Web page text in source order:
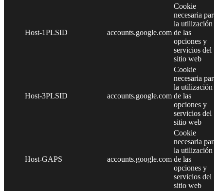
Host-1PLSID accounts.google.com
Cookie
necesaria para
la utilización
de las
opciones y
servicios del
sitio web
Host-3PLSID accounts.google.com
Cookie
necesaria para
la utilización
de las
opciones y
servicios del
sitio web
Host-GAPS accounts.google.com
Cookie
necesaria para
la utilización
de las
opciones y
servicios del
sitio web